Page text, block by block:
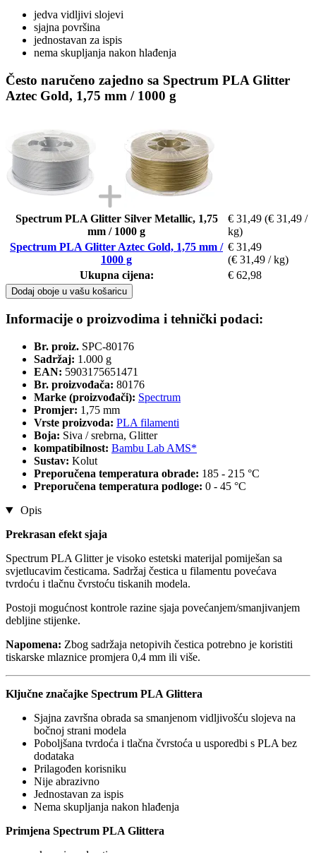
jedva vidljivi slojevi
sjajna površina
jednostavan za ispis
nema skupljanja nakon hlađenja
Često naručeno zajedno sa Spectrum PLA Glitter
Aztec Gold, 1,75 mm / 1000 g
Spectrum PLA Glitter Silver Metallic, 1,75
mm / 1000 g
€ 31,49 (€ 31,49 /
kg)
Spectrum PLA Glitter Aztec Gold, 1,75 mm /
1000 g
€ 31,49
(€ 31,49 / kg)
Ukupna cijena:
€ 62,98
Dodaj oboje u vašu košaricu
Informacije o proizvodima i tehnički podaci:
Br. proiz. SPC-80176
Sadržaj: 1.000 g
EAN: 5903175651471
Br. proizvođača: 80176
Marke (proizvođači): Spectrum
Promjer: 1,75 mm
Vrste proizvoda: PLA filamenti
Boja: Siva / srebrna, Glitter
kompatibilnost: Bambu Lab AMS*
Sustav: Kolut
Preporučena temperatura obrade: 185 - 215 °C
Preporučena temperatura podloge: 0 - 45 °C
Opis
Prekrasan efekt sjaja
Spectrum PLA Glitter je visoko estetski materijal pomiješan sa
svjetlucavim česticama. Sadržaj čestica u filamentu povećava
tvrdoću i tlačnu čvrstoću tiskanih modela.
Postoji mogućnost kontrole razine sjaja povećanjem/smanjivanjem
debljine stijenke.
Napomena: Zbog sadržaja netopivih čestica potrebno je koristiti
tiskarske mlaznice promjera 0,4 mm ili više.
Ključne značajke Spectrum PLA Glittera
Sjajna završna obrada sa smanjenom vidljivošću slojeva na
bočnoj strani modela
Poboljšana tvrdoća i tlačna čvrstoća u usporedbi s PLA bez
dodataka
Prilagođen korisniku
Nije abrazivno
Jednostavan za ispis
Nema skupljanja nakon hlađenja
Primjena Spectrum PLA Glittera